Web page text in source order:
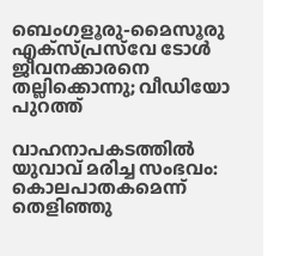
ബെംഗളൂരു-മൈസൂരു
എക്‌സ്‌പ്രസ്‌വേ ടോൾ
ജീവനക്കാരനെ
തല്ലിക്കൊന്നു; വീഡിയോ
പുറത്ത്
വാഹനാപകടത്തിൽ
യുവാവ് മരിച്ച സംഭവം:
കൊലപാതകമെന്ന്
തെളിഞ്ഞു